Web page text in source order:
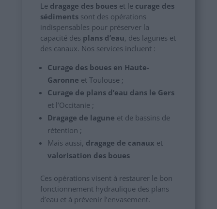
Le dragage des boueset le curage des
sédimentssont des opérations
indispensables pour préserver la
capacité des plans d’eau, des lagunes et
des canaux. Nos services incluent :
Curage des boues en Haute-
Garonne et Toulouse ;
Curage de plans d’eau dans le Gers
et l’Occitanie ;
Dragage de lagune et de bassins de
rétention ;
Mais aussi, dragage de canaux et
valorisation des boues
Ces opérations visent à restaurer le bon
fonctionnement hydraulique des plans
d’eau et à prévenir l’envasement.